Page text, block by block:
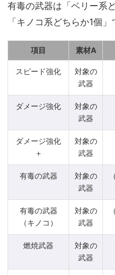
有毒の武器は「ベリー系
「キノコ系どちらか1個」
項目 素材A
スピード強化
対象の
武器
ダメージ強化
対象の
武器
ダメージ強化
＋
対象の
武器
有毒の武器
対象の
武器
有毒の武器
（キノコ）
対象の
武器
燃焼武器
対象の
武器